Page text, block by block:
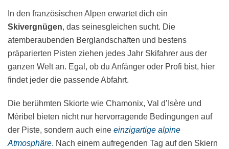
In den französischen Alpen erwartet dich ein
Skivergnügen, das seinesgleichen sucht. Die
atemberaubenden Berglandschaften und bestens
präparierten Pisten ziehen jedes Jahr Skifahrer aus der
ganzen Welt an. Egal, ob du Anfänger oder Profi bist, hier
findet jeder die passende Abfahrt.
Die berühmten Skiorte wie Chamonix, Val d’Isère und
Méribel bieten nicht nur hervorragende Bedingungen auf
der Piste, sondern auch eine einzigartige alpine
Atmosphäre. Nach einem aufregenden Tag auf den Skiern